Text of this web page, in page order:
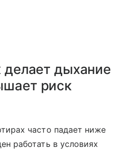
делает дыхание
риск
часто падает ниже
работать в условиях